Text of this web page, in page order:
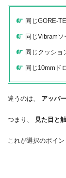
同じGORE-
同じVibramソ
同じクッショ
同じ10mmド
違うのは、 アッパ
つまり、 見た目と
これが選択のポイン